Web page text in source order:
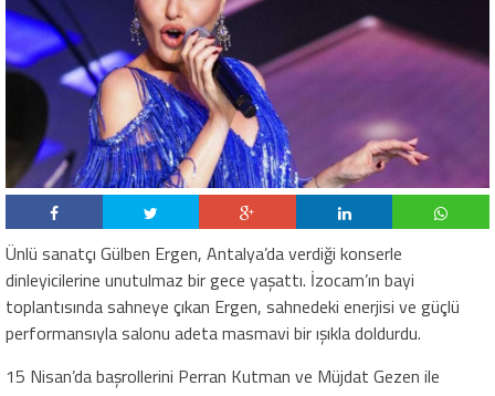
Ünlü sanatçı Gülben Ergen, Antalya’da verdiği konserle
dinleyicilerine unutulmaz bir gece yaşattı. İzocam’ın bayi
toplantısında sahneye çıkan Ergen, sahnedeki enerjisi ve güçlü
performansıyla salonu adeta masmavi bir ışıkla doldurdu.
15 Nisan’da başrollerini Perran Kutman ve Müjdat Gezen ile